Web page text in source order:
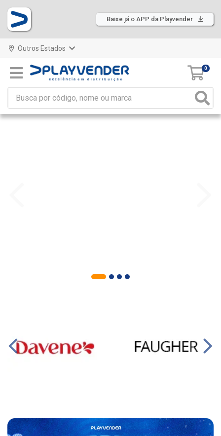
Baixe já o APP da Playvender
Outros Estados
0